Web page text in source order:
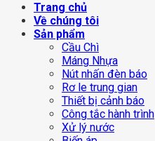
Trang chủ
Về chúng tôi
Sản phẩm
Cầu Chì
Máng Nhựa
Nút nhấn đèn báo
Rơ le trung gian
Thiết bị cảnh báo
Công tắc hành trình
Xử lý nước